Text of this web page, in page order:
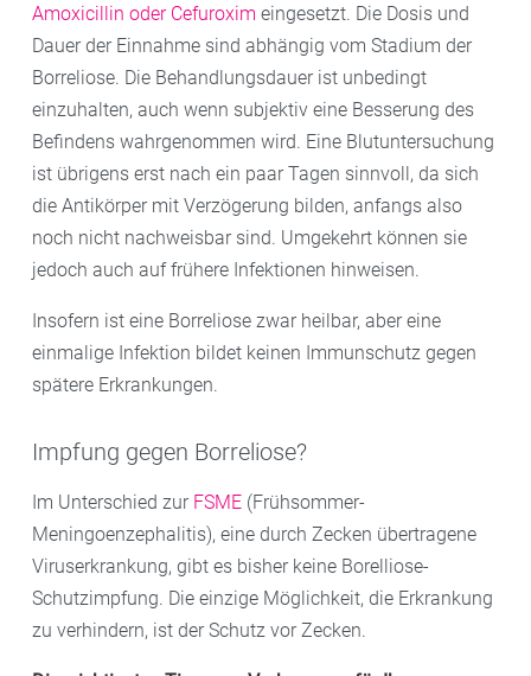
Amoxicillin oder Cefuroxim eingesetzt. Die Dosis und
Dauer der Einnahme sind abhängig vom Stadium der
Borreliose. Die Behandlungsdauer ist unbedingt
einzuhalten, auch wenn subjektiv eine Besserung des
Befindens wahrgenommen wird. Eine Blutuntersuchung
ist übrigens erst nach ein paar Tagen sinnvoll, da sich
die Antikörper mit Verzögerung bilden, anfangs also
noch nicht nachweisbar sind. Umgekehrt können sie
jedoch auch auf frühere Infektionen hinweisen.
Insofern ist eine Borreliose zwar heilbar, aber eine
einmalige Infektion bildet keinen Immunschutz gegen
spätere Erkrankungen.
Impfung gegen Borreliose?
Im Unterschied zur FSME (Frühsommer-
Meningoenzephalitis), eine durch Zecken übertragene
Viruserkrankung, gibt es bisher keine Borelliose-
Schutzimpfung. Die einzige Möglichkeit, die Erkrankung
zu verhindern, ist der Schutz vor Zecken.